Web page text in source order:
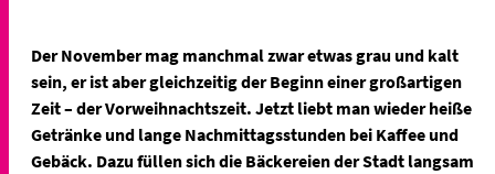
Der November mag manchmal zwar etwas grau und kalt
sein, er ist aber gleichzeitig der Beginn einer großartigen
Zeit – der Vorweihnachtszeit. Jetzt liebt man wieder heiße
Getränke und lange Nachmittagsstunden bei Kaffee und
Gebäck. Dazu füllen sich die Bäckereien der Stadt langsam